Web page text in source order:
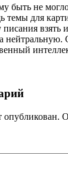
быть не могло
темы для
взять
нейтральную.
опубликован.